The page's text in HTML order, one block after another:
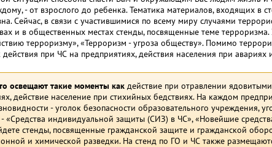
- от взрослого до ребенка. Тематика материалов, входящих в
Сейчас, в связи с участившимися по всему миру случаями
и в общественных местах стенды, посвященные теме
терроризму», «Терроризм - угроза обществу». Помимо
действия при ЧС на предприятиях, действия населения при авариях
освещают такие моменты как действие при отравлении
действие население при стихийных бедствиях. На каждом
- уголок безопасности образовательного учреждения,
«Средства индивидуальной защиты (СИЗ) в ЧС», «Новейшие
стенды, посвященные гражданской защите и гражданской
и химической разведки. На стенд по ГО и ЧС также